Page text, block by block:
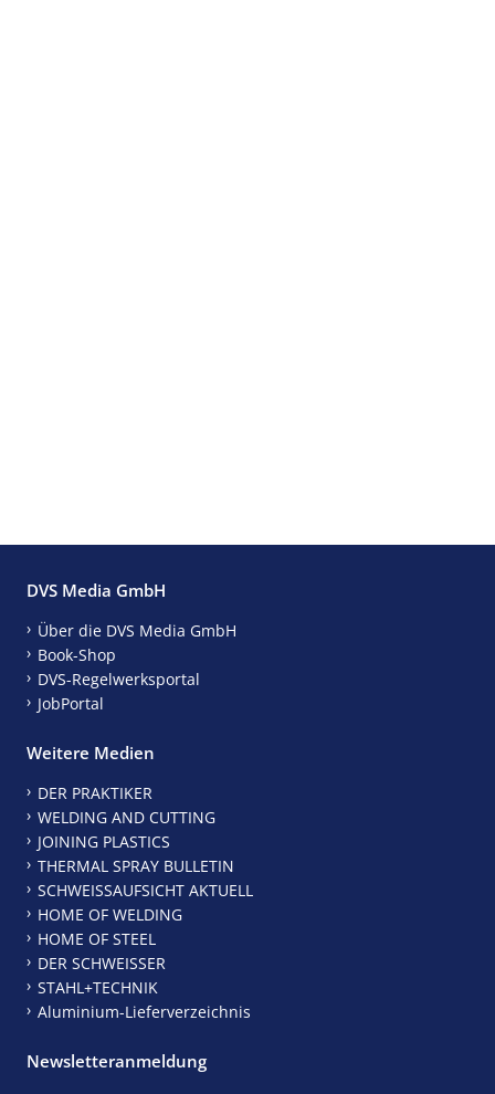
DVS Media GmbH
Über die DVS Media GmbH
Book-Shop
DVS-Regelwerksportal
JobPortal
Weitere Medien
DER PRAKTIKER
WELDING AND CUTTING
JOINING PLASTICS
THERMAL SPRAY BULLETIN
SCHWEISSAUFSICHT AKTUELL
HOME OF WELDING
HOME OF STEEL
DER SCHWEISSER
STAHL+TECHNIK
Aluminium-Lieferverzeichnis
Newsletteranmeldung